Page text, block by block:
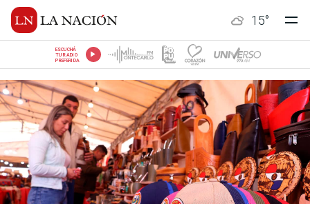
15°
ESCUCHÁ
TU RADIO
PREFERIDA